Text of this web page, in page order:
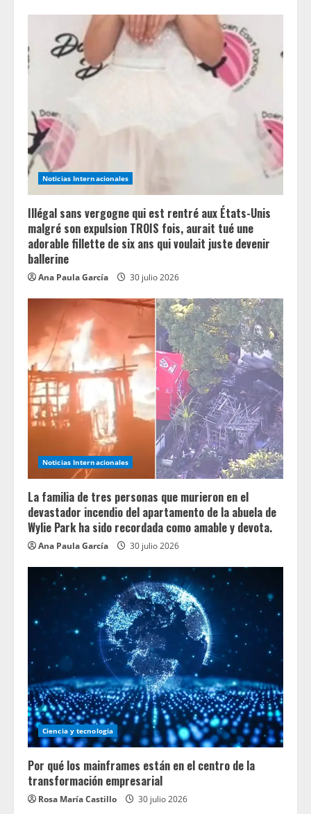
Noticias Internacionales
Illégal sans vergogne qui est rentré aux États-Unis
malgré son expulsion TROIS fois, aurait tué une
adorable fillette de six ans qui voulait juste devenir
ballerine
Ana Paula García 30 julio 2026
Noticias Internacionales
La familia de tres personas que murieron en el
devastador incendio del apartamento de la abuela de
Wylie Park ha sido recordada como amable y devota.
Ana Paula García 30 julio 2026
Ciencia y tecnologia
Por qué los mainframes están en el centro de la
transformación empresarial
Rosa María Castillo 30 julio 2026